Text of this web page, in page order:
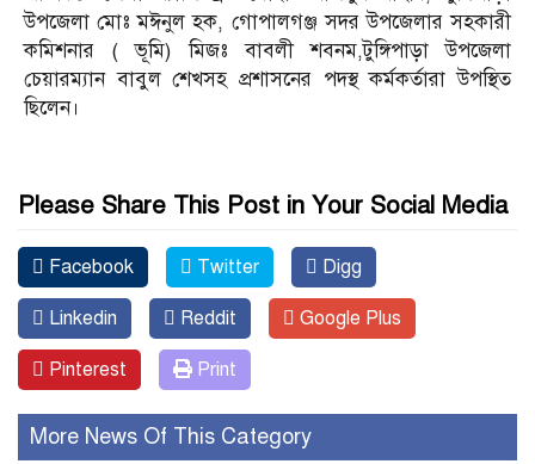
উপজেলা মোঃ মঈনুল হক, গোপালগঞ্জ সদর উপজেলার সহকারী
কমিশনার ( ভূমি) মিজঃ বাবলী শবনম,টুঙ্গিপাড়া উপজেলা
চেয়ারম্যান বাবুল শেখসহ প্রশাসনের পদস্থ কর্মকর্তারা উপস্থিত
ছিলেন।
Please Share This Post in Your Social Media
Facebook Twitter Digg
Linkedin Reddit Google Plus
Pinterest Print
More News Of This Category